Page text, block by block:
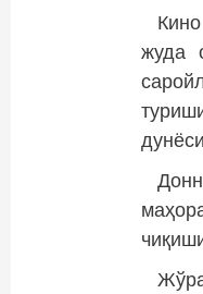
жуда